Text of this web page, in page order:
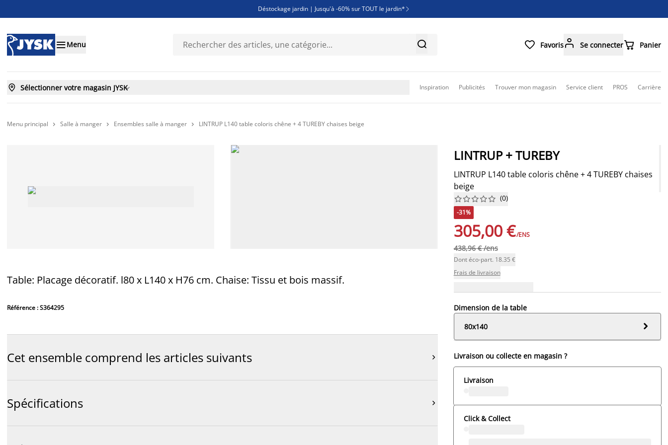
Déstockage jardin | Jusqu'à -60% sur TOUT le jardin* 
Découvrez les nouveautés de la collection
Menu   Favoris Se connecter Panier
 Sélectionner votre magasin JYSK Inspiration Publicités Trouver mon magasin Service client PROS Carrière
Menu principal  Salle à manger  Ensembles salle à manger  LINTRUP L140 table coloris chêne + 4 TUREBY chaises beige
Table: Placage décoratif. l80 x L140 x H76 cm. Chaise: Tissu et bois massif.
Référence : S364295
Cet ensemble comprend les articles suivants 
Spécifications 
LINTRUP + TUREBY
LINTRUP L140 table coloris chêne + 4 TUREBY chaises
beige





 (0)
-31%
305,00 €/ENS
438,96 € /ens
Dont éco-part. 18.35 €
Frais de livraison
Dimension de la table
80x140

Livraison ou collecte en magasin ?
Livraison
Click & Collect